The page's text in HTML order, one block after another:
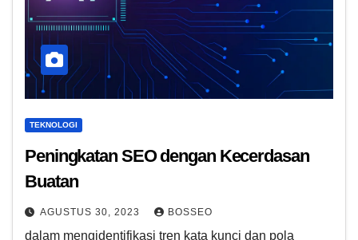
TEKNOLOGI
Peningkatan SEO dengan Kecerdasan
Buatan
AGUSTUS 30, 2023 BOSSEO
dalam mengidentifikasi tren kata kunci dan pola